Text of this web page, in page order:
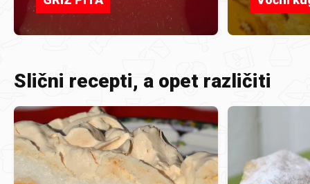
Slični recepti, a opet različiti